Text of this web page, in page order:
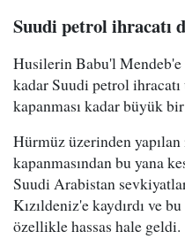
Suudi petrol ihracatı
Husilerin Babu'l Mendeb'e
kadar Suudi petrol
kapanması kadar büyük
Hürmüz üzerinden
kapanmasından bu yana
Suudi Arabistan
Kızıldeniz'e kaydırdı ve
özellikle hassas hale geldi.